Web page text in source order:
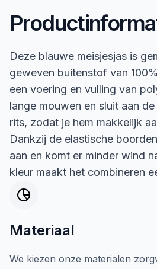
Deze blauwe meisjesjas is
geweven buitenstof van
een voering en vulling van
lange mouwen en sluit aan
rits, zodat je hem makkelijk
Dankzij de elastische
aan en komt er minder wind
kleur maakt het combineren
Materiaal
We kiezen onze materialen